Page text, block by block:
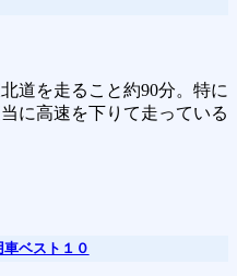
道を走ること約90分。特に
に高速を下りて走っている
ベスト１０